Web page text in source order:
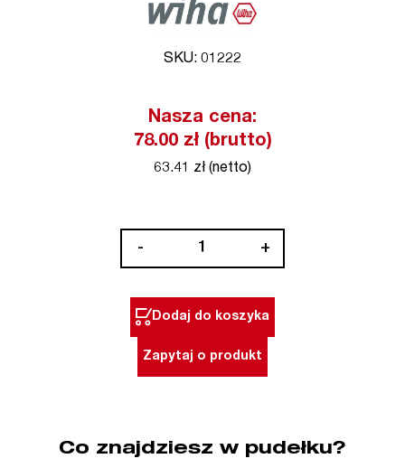
SKU: 01222
Nasza cena:
78.00 zł (brutto)
63.41 zł (netto)
-
imbusowych
HEX
(nr
+
Dodaj do koszyka
Zapytaj o produkt
Co znajdziesz w pudełku?